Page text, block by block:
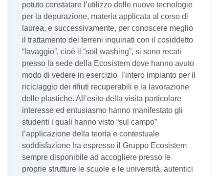
potuto constatare l’utilizzo delle nuove tecnologie
per la depurazione, materia applicata al corso di
laurea, e successivamente, per conoscere meglio
il trattamento dei terreni inquinati con il cosiddetto
“lavaggio”, cioè il “soil washing”, si sono recati
presso la sede della Ecosistem dove hanno avuto
modo di vedere in esercizio l’intero impianto per il
riciclaggio dei rifiuti recuperabili e la lavorazione
delle plastiche. All’esito della visita particolare
interesse ed entusiasmo hanno manifestato gli
studenti i quali hanno visto “sul campo”
l’applicazione della teoria e contestuale
soddisfazione ha espresso il Gruppo Ecosistem
sempre disponibile ad accogliere presso le
proprie strutture le scuole e le università, autentici